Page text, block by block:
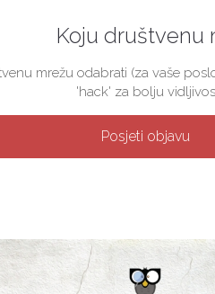
Koju društvenu
mrežu odabrati (za vaše
'hack' za bolju
Posjeti objavu